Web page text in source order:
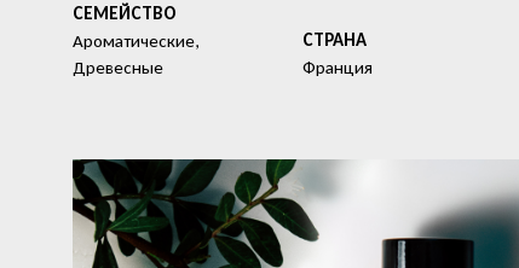
СЕМЕЙСТВО
Ароматические,
Древесные
СТРАНА
Франция